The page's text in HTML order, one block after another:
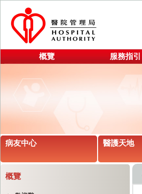
概覽 服務指引
病友中心 醫護天地
概覽